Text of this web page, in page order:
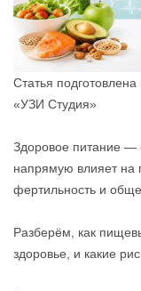
Статья
«УЗИ Студия»
Здоровое питание —
напрямую влияет на
фертильность и
Разберём, как
здоровье, и какие